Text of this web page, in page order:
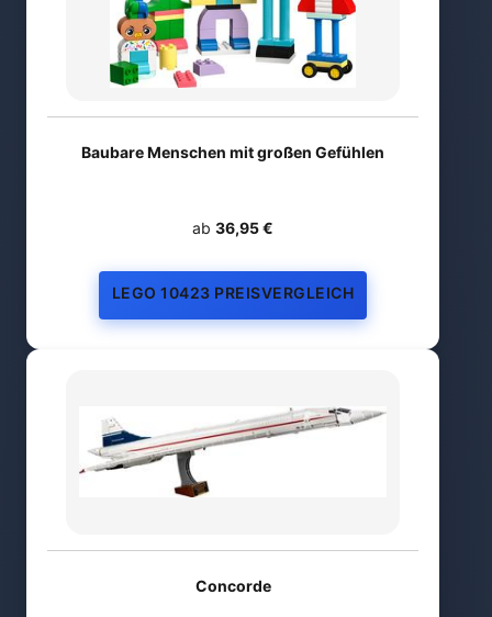
Baubare Menschen mit großen Gefühlen
ab 36,95 €
LEGO 10423 PREISVERGLEICH
Concorde